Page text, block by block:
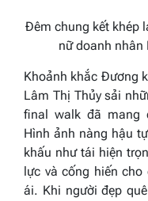
Đêm chung kết khép
nữ doanh nhân
Khoảnh khắc Đương
Lâm Thị Thủy sải
final walk đã mang
Hình ảnh nàng hậu
khấu như tái hiện
lực và cống hiến
ái. Khi người đẹp